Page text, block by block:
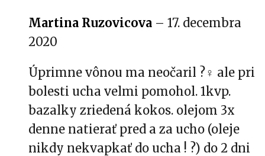
Martina Ruzovicova – 17. decembra
2020
Úprimne vônou ma neočaril ?‍♀️ ale pri
bolesti ucha velmi pomohol. 1kvp.
bazalky zriedená kokos. olejom 3x
denne natierať pred a za ucho (oleje
nikdy nekvapkať do ucha ! ?) do 2 dni